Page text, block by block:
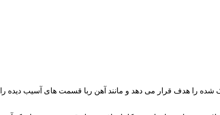
را هدف قرار می دهد و مانند آهن ربا قسمت های آسیب دیده را